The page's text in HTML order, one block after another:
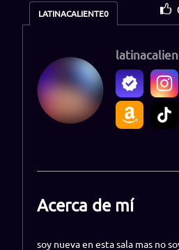
LATINACALIENTE0
Acerca de mí
soy nueva en esta sala mas no